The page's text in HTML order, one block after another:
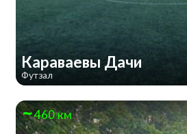
Караваевы Дачи
Футзал
460 км